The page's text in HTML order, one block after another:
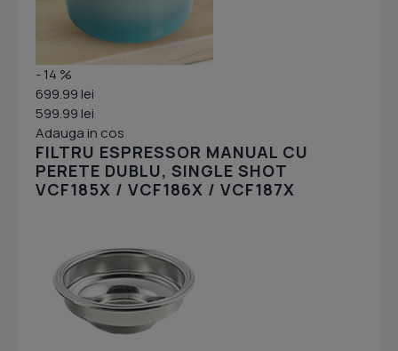
- 14 %
699.99 lei
599.99 lei
Adauga in cos
FILTRU ESPRESSOR MANUAL CU
PERETE DUBLU, SINGLE SHOT
VCF185X / VCF186X / VCF187X